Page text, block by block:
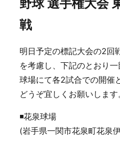
野球 選手権大会
戦
明日予定の標記大会の2回
を考慮し、下記のとおり
球場にて各2試合での開催
どうぞ宜しくお願いします
◾️花泉球場
(岩手県一関市花泉町花泉